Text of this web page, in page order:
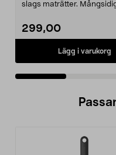
slags maträtter.
299,00
Lägg i varukorg